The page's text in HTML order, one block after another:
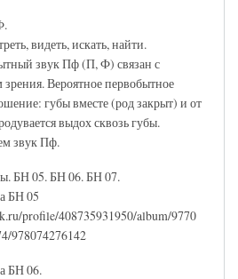
видеть, искать, найти.
звук Пф (П, Ф) связан с
зрения. Вероятное первобытное
губы вместе (род закрыт) и от
выдох сквозь губы.
звук Пф.
БН 05. БН 06. БН 07.
БН 05
profile/408735931950/album/9770
978074276142
БН 06.